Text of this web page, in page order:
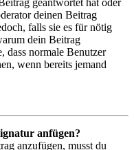
geantwortet hat oder
deinen Beitrag
falls sie es für nötig
dein Beitrag
dass normale Benutzer
wenn bereits jemand
anfügen?
anzufügen, musst du